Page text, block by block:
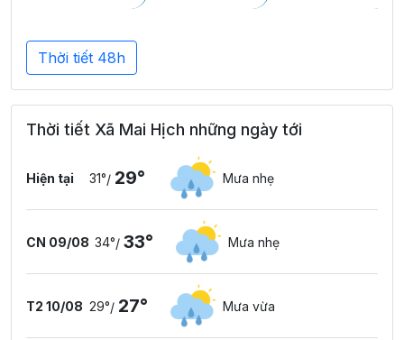
Thời tiết 48h
Thời tiết Xã Mai Hịch những ngày tới
Hiện tại 31°/ 29° Mưa nhẹ
CN 09/08 34°/ 33° Mưa nhẹ
T2 10/08 29°/ 27° Mưa vừa